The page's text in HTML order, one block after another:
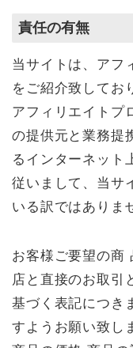
責任の有無
当サイトは、アフ
をご紹介致してお
アフィリエイトプ
の提供元と業務提
るインターネット
従いまして、当サ
いる訳ではありま
お客様ご要望の商
店と直接のお取引
基づく表記につき
すようお願い致し